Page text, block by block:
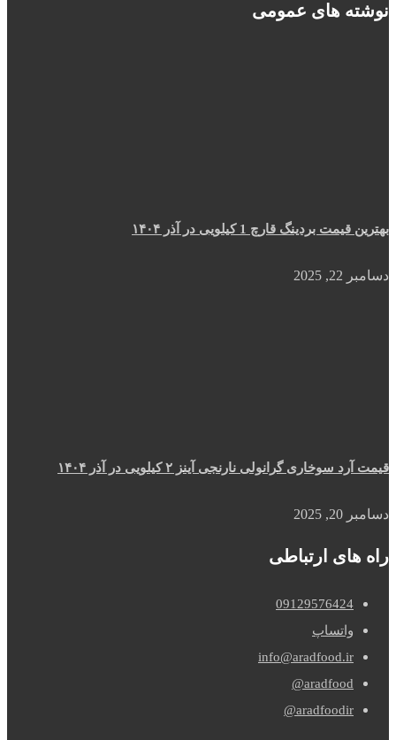
نوشته های عمومی
بهترین قیمت بردینگ قارچ 1 کیلویی در آذر ۱۴۰۴
دسامبر 22, 2025
قیمت آرد سوخاری گرانولی نارنجی آینز ۲ کیلویی در آذر ۱۴۰۴
دسامبر 20, 2025
راه های ارتباطی
09129576424
واتساپ
info@aradfood.ir
aradfood@
aradfoodir@